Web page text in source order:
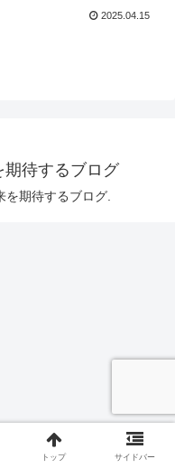
2025.04.15
待するブログ
期待するブログ.
トップ サイドバー